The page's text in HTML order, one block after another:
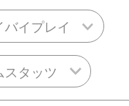
バイプレイ
スタッツ